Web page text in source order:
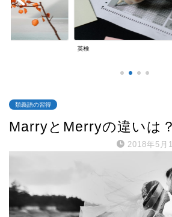
英会話
類義語の習得
MarryとMerryの違いは？
2018年5月